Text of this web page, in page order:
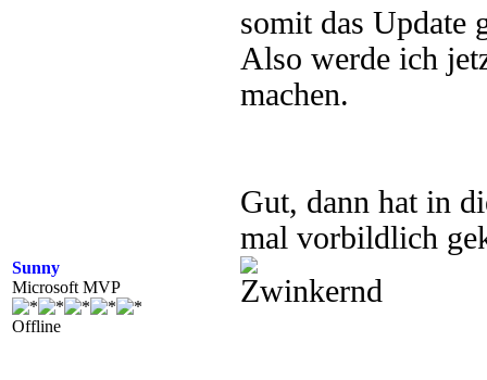
Sunny
Microsoft MVP
Offline
somit das
Also werde ich
machen.
Gut, dann hat in
mal vorbildlich